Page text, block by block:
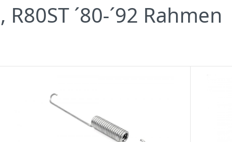
´80-´92 Rahmen